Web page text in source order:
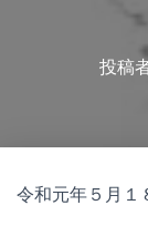
投稿
令和元年５月１